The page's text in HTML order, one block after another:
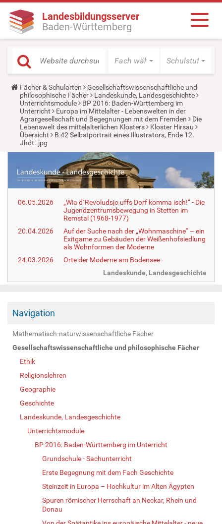
Landesbildungsserver
Baden-Württemberg
Fach wählen Schulstufe
Y
o
u
a
r
e
h
e
r
Fächer & Schularten
Gesellschaftswissenschaftliche und
philosophische Fächer
Landeskunde, Landesgeschichte
Unterrichtsmodule
BP 2016: Baden-Württemberg im
Unterricht
Europa im Mittelalter - Lebenswelten in der
Agrargesellschaft und Begegnungen mit dem Fremden
Die
Lebenswelt des mittelalterlichen Klosters
Kloster Hirsau
Übersicht
B 42 Selbstportrait eines Illustrators, Ende 12.
Jhdt..jpg
06.05.2026
„Wia d´Revoludsjo uffs Dorf komma isch!“ - Die
Jugendzentrumsbewegung in Stetten im
Remstal (1968-1977)
20.04.2026
Auf der Suche nach der „Wohnmaschine“ – ein
Exitgame zu Gebäuden der Weißenhofsiedlung
als Wohnformen der Moderne
24.03.2026
Orte der Moderne am Bodensee
Landeskunde, Landesgeschichte
Navigation
Mathematisch-naturwissenschaftliche Fächer
Gesellschaftswissenschaftliche und philosophische Fächer
Ethik
Religionslehren
Geographie
Geschichte
Landeskunde, Landesgeschichte
Unterrichtsmodule
BP 2016: Baden-Württemberg im Unterricht
Grundschule - Sachunterricht
Erste Begegnung mit dem Fach Geschichte
Steinzeit in Europa – Hochkultur im Alten Ägypten
Spuren römischer Herrschaft an Neckar, Rhein und
Donau